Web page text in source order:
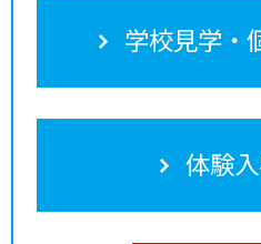
学校見学・
体験